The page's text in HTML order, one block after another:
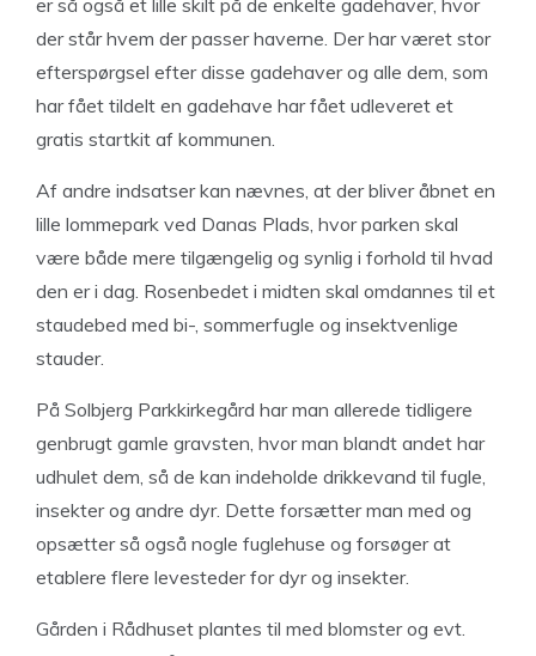
er så også et lille skilt på de enkelte gadehaver, hvor
der står hvem der passer haverne. Der har været stor
efterspørgsel efter disse gadehaver og alle dem, som
har fået tildelt en gadehave har fået udleveret et
gratis startkit af kommunen.
Af andre indsatser kan nævnes, at der bliver åbnet en
lille lommepark ved Danas Plads, hvor parken skal
være både mere tilgængelig og synlig i forhold til hvad
den er i dag. Rosenbedet i midten skal omdannes til et
staudebed med bi-, sommerfugle og insektvenlige
stauder.
På Solbjerg Parkkirkegård har man allerede tidligere
genbrugt gamle gravsten, hvor man blandt andet har
udhulet dem, så de kan indeholde drikkevand til fugle,
insekter og andre dyr. Dette forsætter man med og
opsætter så også nogle fuglehuse og forsøger at
etablere flere levesteder for dyr og insekter.
Gården i Rådhuset plantes til med blomster og evt.